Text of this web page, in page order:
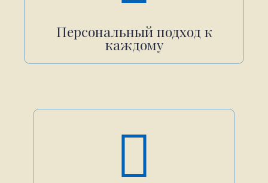
Персональный подход к
каждому